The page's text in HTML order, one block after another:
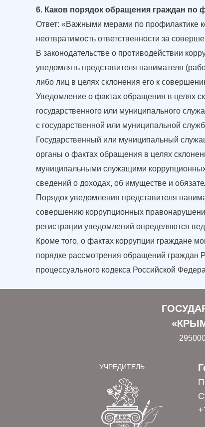
6. Каков порядок обращения граждан по
Ответ: «Важными мерами по профилактике
неотвратимость ответственности за
В законодательстве о противодействии
уведомлять представителя нанимателя
либо лиц в целях склонения его к
Уведомление о фактах обращения в целях
государственного или муниципального
с государственной или муниципальной
Государственный или муниципальный
органы о фактах обращения в целях
муниципальными служащими
сведений о доходах, об имуществе и
Порядок уведомления представителя
совершению коррупционных
регистрации уведомлений определяются
Кроме того, о фактах коррупции граждане
порядке рассмотрения обращений граждан
процессуального кодекса Российской
УЧРЕДИТЕЛЬ